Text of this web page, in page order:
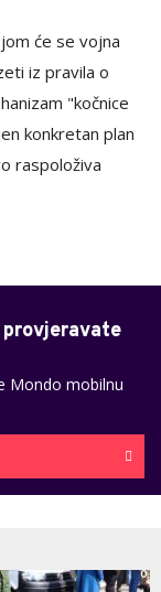
će se vojna
iz pravila o
"kočnice
konkretan plan
raspoloživa
Mondo mobilnu
0